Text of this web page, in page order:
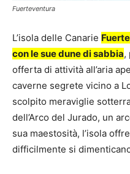
Fuerteventura
L’isola delle Canarie
con le sue dune di sabbia,
offerta di attività all’aria
caverne segrete vicino a
scolpito meraviglie
dell’Arco del Jurado, un
sua maestosità, l’isola
difficilmente si